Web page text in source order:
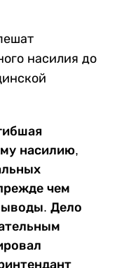
насилия до
насилию,
чем
Дело